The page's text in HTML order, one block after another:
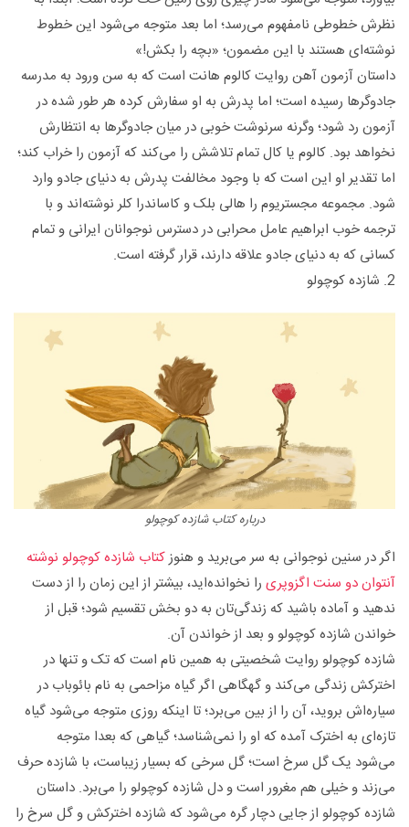
نظرش خطوطی نامفهوم می‌رسد؛ اما بعد متوجه می‌شود این خطوط
نوشته‌ای هستند با این مضمون؛ «بچه را بکش!»
داستان آزمون آهن روایت کالوم هانت است که به سن ورود به مدرسه
جادوگرها رسیده است؛ اما پدرش به او سفارش کرده هر طور شده در
آزمون رد شود؛ وگرنه سرنوشت خوبی در میان جادوگرها به انتظارش
نخواهد بود. کالوم یا کال تمام تلاشش را می‌کند که آزمون را خراب کند؛
اما تقدیر او این است که با وجود مخالفت پدرش به دنیای جادو وارد
شود. مجموعه مجستریوم را هالی بلک و کاساندرا کلر نوشته‌اند و با
ترجمه خوب ابراهیم عامل محرابی در دسترس نوجوانان ایرانی و تمام
کسانی که به دنیای جادو علاقه دارند، قرار گرفته است.
2. شازده کوچولو
درباره کتاب شازده کوچولو
اگر در سنین نوجوانی به سر می‌برید و هنوزکتاب شازده کوچولو نوشته
آنتوان دو سنت اگزوپری را نخوانده‌اید، بیشتر از این زمان را از دست
ندهید و آماده باشید که زندگی‌تان به دو بخش تقسیم شود؛ قبل از
خواندن شازده کوچولو و بعد از خواندن آن.
شازده کوچولو روایت شخصیتی به همین نام است که تک و تنها در
اخترکش زندگی می‌کند و گهگاهی اگر گیاه مزاحمی به نام بائوباب در
سیاره‌اش بروید، آن را از بین می‌برد؛ تا اینکه روزی متوجه می‌شود گیاه
تازه‌ای به اخترک آمده که او را نمی‌شناسد؛ گیاهی که بعدا متوجه
می‌شود یک گل سرخ است؛ گل سرخی که بسیار زیباست، با شازده حرف
می‌زند و خیلی هم مغرور است و دل شازده کوچولو را می‌برد. داستان
شازده کوچولو از جایی دچار گره می‌شود که شازده اخترکش و گل سرخ را